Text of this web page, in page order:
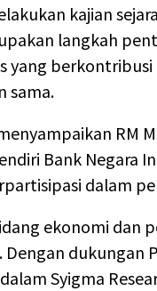
kajian
langkah
yang
sama.
RM
Bank Negara
dalam
ekonomi dan
dukungan
Syigma